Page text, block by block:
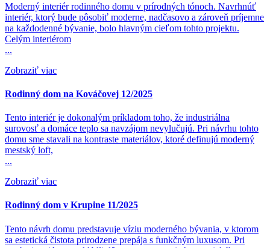
Moderný interiér rodinného domu v prírodných tónoch. Navrhnúť
interiér, ktorý bude pôsobiť moderne, nadčasovo a zároveň príjemne
na každodenné bývanie, bolo hlavným cieľom tohto projektu.
Celým interiérom
...
Zobraziť viac
Rodinný dom na Kováčovej 12/2025
Tento interiér je dokonalým príkladom toho, že industriálna
surovosť a domáce teplo sa navzájom nevylučujú. Pri návrhu tohto
domu sme stavali na kontraste materiálov, ktoré definujú moderný
mestský loft,
...
Zobraziť viac
Rodinný dom v Krupine 11/2025
Tento návrh domu predstavuje víziu moderného bývania, v ktorom
sa estetická čistota prirodzene prepája s funkčným luxusom. Pri